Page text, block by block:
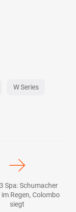
W Series
Spa: Schumacher
Regen, Colombo
siegt